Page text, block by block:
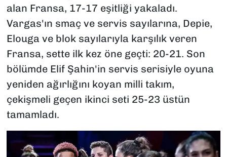
alan Fransa, 17-17 eşitliği yakaladı.
Vargas'ın smaç ve servis sayılarına, Depie,
Elouga ve blok sayılarıyla karşılık veren
Fransa, sette ilk kez öne geçti: 20-21. Son
bölümde Elif Şahin'in servis serisiyle oyuna
yeniden ağırlığını koyan milli takım,
çekişmeli geçen ikinci seti 25-23 üstün
tamamladı.